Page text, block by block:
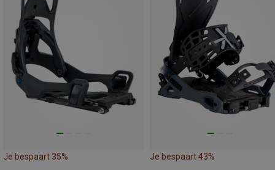
Je bespaart 35% Je bespaart 43%